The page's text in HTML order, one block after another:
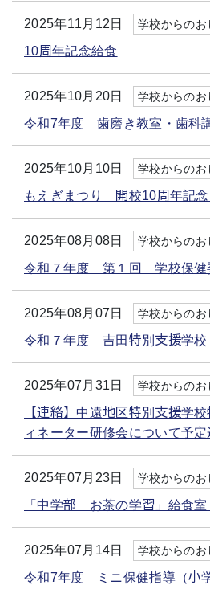
2025年11月12日 学校からのお
10周年記念給食
2025年10月20日 学校からのお
令和7年度 歯磨き教室・歯科
2025年10月10日 学校からのお
もえぎまつり 開校10周年記念
2025年08月08日 学校からのお
令和７年度 第１回 学校保健
2025年08月07日 学校からのお
令和７年度 吉田特別支援学
2025年07月31日 学校からのお
【連絡】中遠地区特別支援学
ィネーター研修会について予定
2025年07月23日 学校からのお
「中学部 お茶の学習」給食
2025年07月14日 学校からのお
令和7年度 ミニ保健指導（小